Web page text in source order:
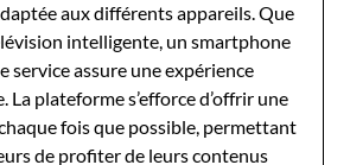
aux différents appareils. Que
intelligente, un smartphone
service assure une expérience
La plateforme s’efforce d’offrir une
fois que possible, permettant
de profiter de leurs contenus